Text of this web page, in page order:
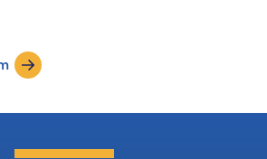
van Graminex® bloempollenextracten
gezonde vrouwen met urine-
analyse gaf aan dat er significa...